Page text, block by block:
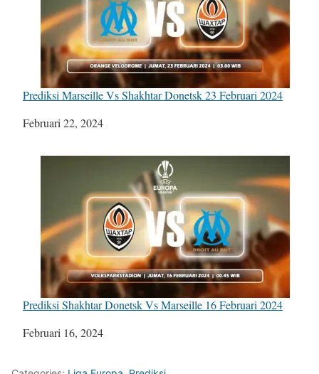
Prediksi Marseille Vs Shakhtar Donetsk 23 Februari 2024
Tanggal
Februari 22, 2024
Prediksi Shakhtar Donetsk Vs Marseille 16 Februari 2024
Tanggal
Februari 16, 2024